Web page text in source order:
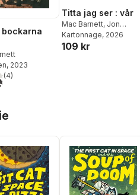
bockarna
, 2023
stjärnor. Totalt antal röster:
(4)
Titta jag ser : vår
Mac Barnett, Jon
Klassen
Kartonnage, 2026
109 kr